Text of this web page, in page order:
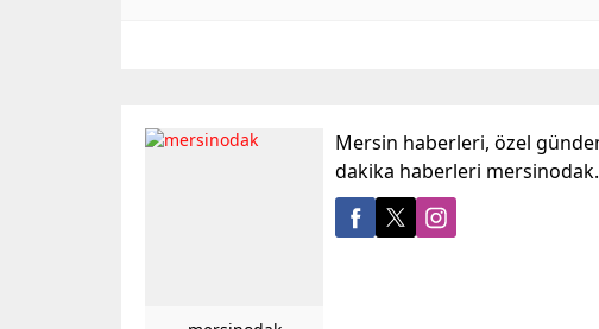
Mersin haberleri, özel
dakika haberleri